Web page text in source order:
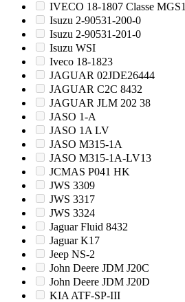
IVECO 18-1807 Classe MGS1
Isuzu 2-90531-200-0
Isuzu 2-90531-201-0
Isuzu WSI
Iveco 18-1823
JAGUAR 02JDE26444
JAGUAR C2C 8432
JAGUAR JLM 202 38
JASO 1-A
JASO 1A LV
JASO M315-1A
JASO M315-1A-LV13
JCMAS P041 HK
JWS 3309
JWS 3317
JWS 3324
Jaguar Fluid 8432
Jaguar K17
Jeep NS-2
John Deere JDM J20C
John Deere JDM J20D
KIA ATF-SP-III